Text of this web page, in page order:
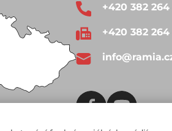
+420 382
+420 382